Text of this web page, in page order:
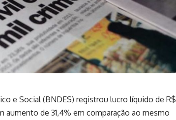
e Social (BNDES) registrou lucro líquido de R$
aumento de 31,4% em comparação ao mesmo